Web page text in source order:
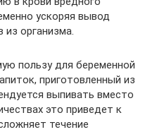
ускоряя вывод
из организма.
пользу для беременной
приготовленный из
выпивать вместо
это приведет к
течение